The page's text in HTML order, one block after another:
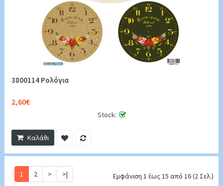
3800114 Ρολόγια
2,60€
Stock:
Καλάθι
1 2 > >| Εμφάνιση 1 έως 15 από 16 (2 Σελ.)